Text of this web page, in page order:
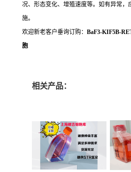
况、形态变化、增殖速度等。如有异常，
施。
欢迎新老客户垂询订购： BaF3-KIF5B-
胞
相关产品：